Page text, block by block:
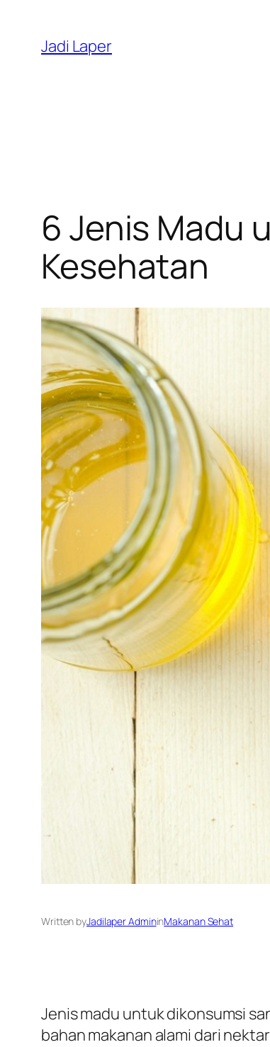
content
Jadi Laper
6 Jenis Madu
Kesehatan
Written byJadilaper AdmininMakanan Sehat
Jenis madu untuk dikonsumsi
bahan makanan alami dari